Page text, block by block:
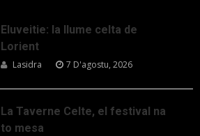
Eluveitie: la llume celta de
Lorient
Lasidra 7 D'agostu, 2026
La Taverne Celte, el festival na
to mesa